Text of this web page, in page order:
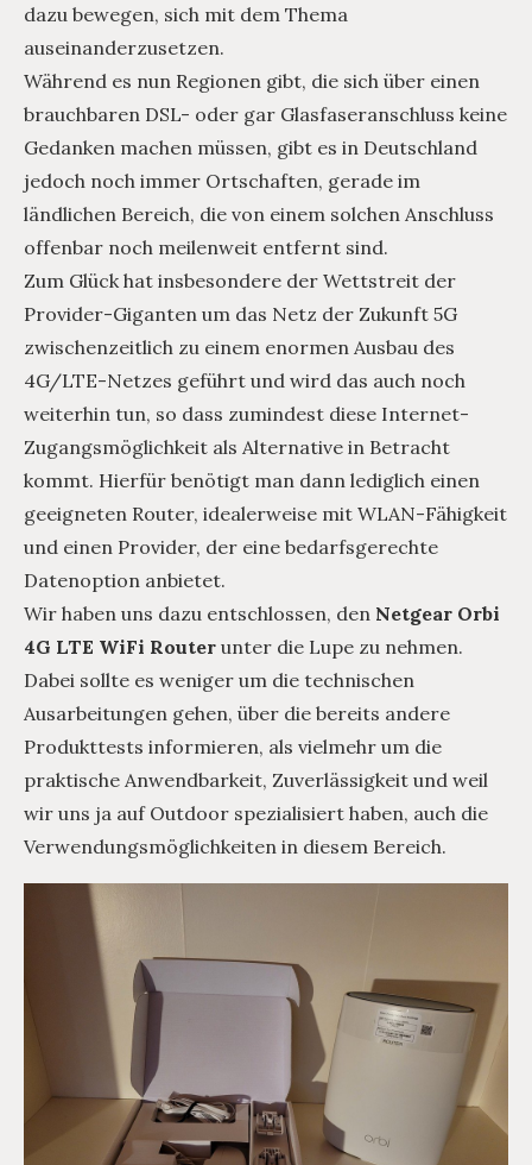
dazu bewegen, sich mit dem Thema
auseinanderzusetzen.
Während es nun Regionen gibt, die sich über einen
brauchbaren DSL- oder gar Glasfaseranschluss keine
Gedanken machen müssen, gibt es in Deutschland
jedoch noch immer Ortschaften, gerade im
ländlichen Bereich, die von einem solchen Anschluss
offenbar noch meilenweit entfernt sind.
Zum Glück hat insbesondere der Wettstreit der
Provider-Giganten um das Netz der Zukunft 5G
zwischenzeitlich zu einem enormen Ausbau des
4G/LTE-Netzes geführt und wird das auch noch
weiterhin tun, so dass zumindest diese Internet-
Zugangsmöglichkeit als Alternative in Betracht
kommt. Hierfür benötigt man dann lediglich einen
geeigneten Router, idealerweise mit WLAN-Fähigkeit
und einen Provider, der eine bedarfsgerechte
Datenoption anbietet.
Wir haben uns dazu entschlossen, den Netgear Orbi
4G LTE WiFi Router unter die Lupe zu nehmen.
Dabei sollte es weniger um die technischen
Ausarbeitungen gehen, über die bereits andere
Produkttests informieren, als vielmehr um die
praktische Anwendbarkeit, Zuverlässigkeit und weil
wir uns ja auf Outdoor spezialisiert haben, auch die
Verwendungsmöglichkeiten in diesem Bereich.